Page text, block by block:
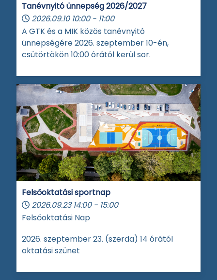
Tanévnyitó ünnepség 2026/2027
2026.09.10 10:00 - 11:00
A GTK és a MIK közös tanévnyitó
ünnepségére 2026. szeptember 10-én,
csütörtökön 10:00 órától kerül sor.
Felsőoktatási sportnap
2026.09.23 14:00 - 15:00
Felsőoktatási Nap
2026. szeptember 23. (szerda) 14 órától
oktatási szünet